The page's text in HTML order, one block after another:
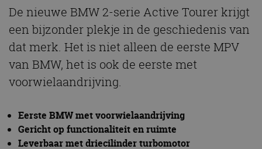
De nieuwe BMW 2-serie Active Tourer krijgt
een bijzonder plekje in de geschiedenis van
dat merk. Het is niet alleen de eerste MPV
van BMW, het is ook de eerste met
voorwielaandrijving.
Eerste BMW met voorwielaandrijving
Gericht op functionaliteit en ruimte
Leverbaar met driecilinder turbomotor